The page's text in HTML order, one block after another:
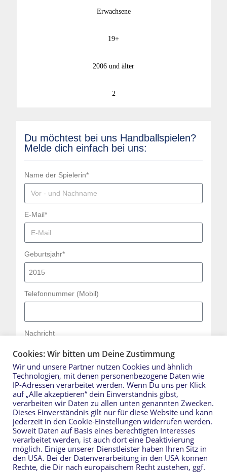
Erwachsene
19+
2006 und älter
2
Du möchtest bei uns Handballspielen?
Melde dich einfach bei uns:
Name der Spielerin*
E-Mail*
Geburtsjahr*
Telefonnummer (Mobil)
Nachricht
SENDEN
Email: info@hsg-holstein-kiel.de
Cookies: Wir bitten um Deine Zustimmung
Wir und unsere Partner nutzen Cookies und ähnlich
Technologien, mit denen personenbezogene Daten wie
IP-Adressen verarbeitet werden. Wenn Du uns per Klick
auf „Alle akzeptieren“ dein Einverständnis gibst,
verarbeiten wir Daten zu allen unten genannten Zwecken.
Dieses Einverständnis gilt nur für diese Website und kann
jederzeit in den Cookie-Einstellungen widerrufen werden.
Soweit Daten auf Basis eines berechtigten Interesses
verarbeitet werden, ist auch dort eine Deaktivierung
möglich. Einige unserer Dienstleister haben Ihren Sitz in
den USA. Bei der Datenverarbeitung in den USA können
Rechte, die Dir nach europäischem Recht zustehen, ggf.